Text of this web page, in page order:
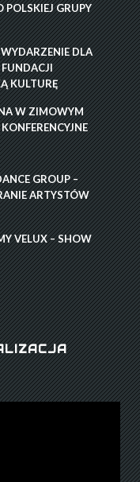
POLSKIEJ GRUPY
DLA
KULTURĘ
W ZIMOWYM
GROUP –
ARTYSTÓW
VELUX – SHOW